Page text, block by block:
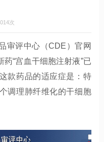
次
审评中心（CDE）官网
“宫血干细胞注射液”已
款药品的适应症是：特
调理肺纤维化的干细胞